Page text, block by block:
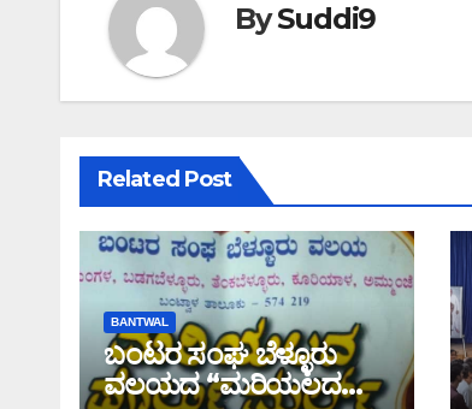
BySuddi9
Related Post
BANTWAL
ಬಂಟರ ಸಂಘ ಬೆಳ್ಳೂರು
ವಲಯದ “ಮರಿಯಲದ